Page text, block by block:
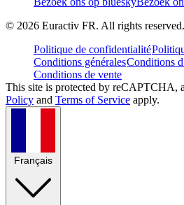
© 2026 Euractiv FR. All rights reserved.
Politique de confidentialité
Conditions généralesConditions
Conditions de vente
This site is protected by reCAPTCHA,
Policy and Terms of Service apply.
Français